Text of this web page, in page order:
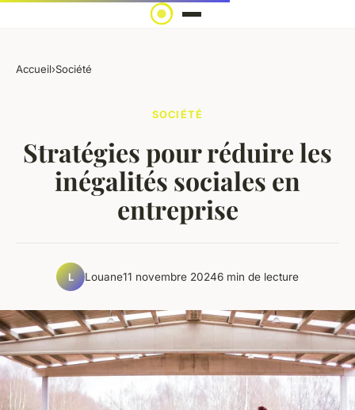
Accueil›Société
SOCIÉTÉ
Stratégies pour réduire les
inégalités sociales en
entreprise
L Louane11 novembre 20246 min de lecture